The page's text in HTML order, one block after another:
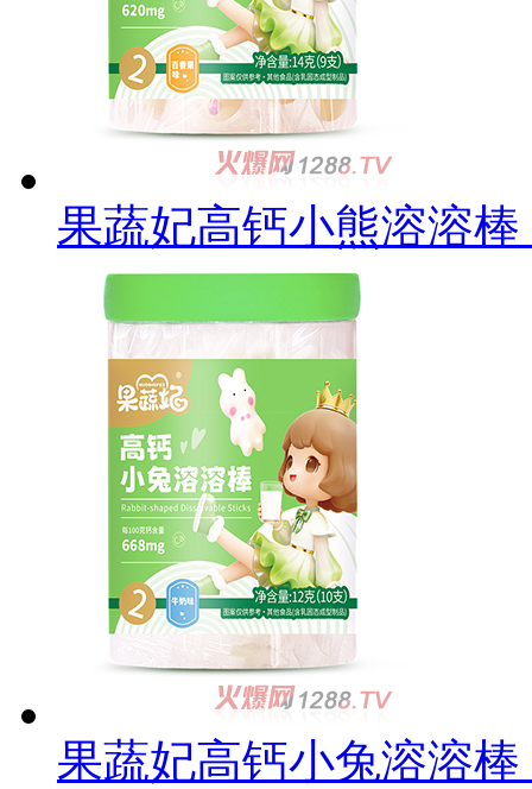
果蔬妃高钙小熊溶溶
果蔬妃高钙小兔溶溶